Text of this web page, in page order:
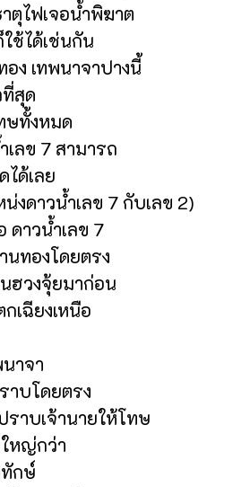
ตุไฟเจอน้ำพิฆาต
ช้ได้เช่นกัน
อง เทพนาจาปางนี้
สุด
ษทั้งหมด
เลข 7 สามารถ
ได้เลย
งดาวน้ำเลข 7 กับเลข 2)
ดาวน้ำเลข 7
นทองโดยตรง
ฮวงจุ้ยมาก่อน
เฉียงเหนือ
าจา
าบโดยตรง
าบเจ้านายให้โทษ
หญ่กว่า
กษ์